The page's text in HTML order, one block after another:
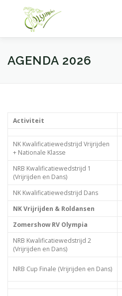
HOME PROEFLES
AGENDA 2026
Activiteit
NK Kwalificatiewedstrijd Vrijrijden
+ Nationale Klasse
NRB Kwalificatiewedstrijd 1
(Vrijrijden en Dans)
NK Kwalificatiewedstrijd Dans
NK Vrijrijden & Roldansen
Zomershow RV Olympia
NRB Kwalificatiewedstrijd 2
(Vrijrijden en Dans)
NRB Cup Finale (Vrijrijden en Dans)